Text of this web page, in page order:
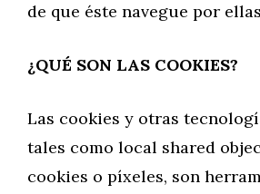
de que éste navegue por
¿QUÉ SON LAS COOKIES?
Las cookies y otras
tales como local shared
cookies o píxeles, son